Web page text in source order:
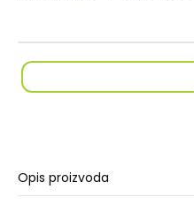
Opis proizvoda